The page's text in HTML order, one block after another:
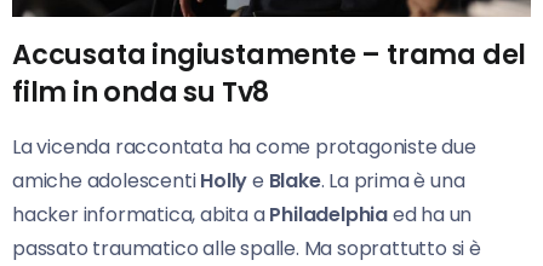
Accusata ingiustamente – trama del
film in onda su Tv8
La vicenda raccontata ha come protagoniste due
amiche adolescentiHollye Blake. La prima è una
hacker informatica, abita aPhiladelphiaed ha un
passato traumatico alle spalle. Ma soprattutto si è